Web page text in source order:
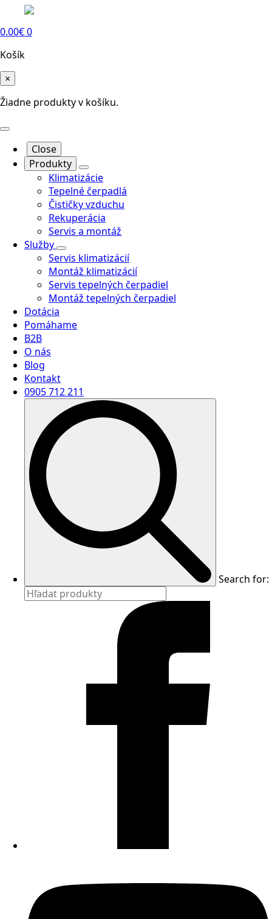
0.00€0
Košík
×
Žiadne produkty v košíku.
Close
Produkty
Klimatizácie
Tepelné čerpadlá
Čističky vzduchu
Rekuperácia
Servis a montáž
Služby
Servis klimatizácií
Montáž klimatizácií
Servis tepelných čerpadiel
Montáž tepelných čerpadiel
Dotácia
Pomáhame
B2B
O nás
Blog
Kontakt
0905 712 211
Search for: